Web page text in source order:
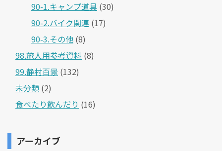
90-1.キャンプ道具 (30)
90-2.バイク関連 (17)
90-3.その他 (8)
98.旅人用参考資料 (8)
99.静村百景 (132)
未分類 (2)
食べたり飲んだり (16)
アーカイブ